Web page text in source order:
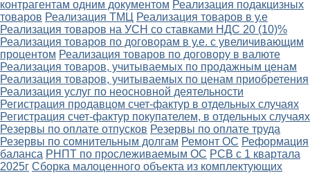
контрагентам одним документом Реализация подакцизных
товаров Реализация ТМЦ Реализация товаров в у.е
Реализация товаров на УСН со ставками НДС 20 (10)%
Реализация товаров по договорам в у.е. с увеличивающим
процентом Реализация товаров по договору в валюте
Реализация товаров, учитываемых по продажным ценам
Реализация товаров, учитываемых по ценам приобретения
Реализация услуг по неосновной деятельности
Регистрация продавцом счет-фактур в отдельных случаях
Регистрация счет-фактур покупателем, в отдельных случаях
Резервы по оплате отпусков Резервы по оплате труда
Резервы по сомнительным долгам Ремонт ОС Реформация
баланса РНПТ по прослеживаемым ОС РСВ с 1 квартала
2025г Сборка малоценного объекта из комплектующих